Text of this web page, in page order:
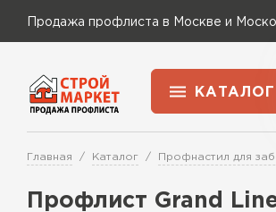
Продажа профлиста в Москве и
КАТАЛОГ
Применение
Для
Главная Каталог Профнастил для
Профлист Grand